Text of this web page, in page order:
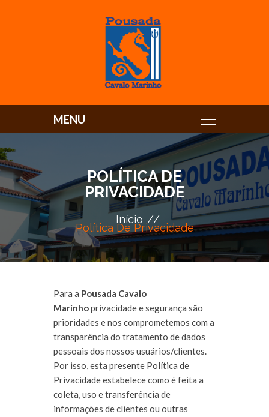
POLÍTICA DE
PRIVACIDADE
Início
Política De Privacidade
Para a Pousada Cavalo
Marinhoprivacidade e segurança são
prioridades e nos comprometemos com a
transparência do tratamento de dados
pessoais dos nossos usuários/clientes.
Por isso, esta presente Política de
Privacidade estabelece como é feita a
coleta, uso e transferência de
informações de clientes ou outras